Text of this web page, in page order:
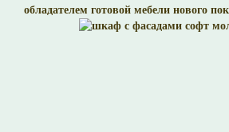
обладателем готовой мебели нового